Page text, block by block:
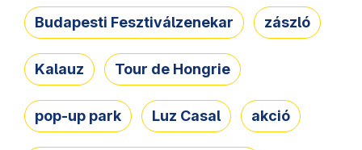
Budapesti Fesztiválzenekar zászló
Kalauz Tour de Hongrie
pop-up park Luz Casal akció